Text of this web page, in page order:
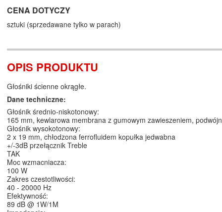
CENA DOTYCZY
sztuki (sprzedawane tylko w parach)
OPIS PRODUKTU
Głośniki ścienne okrągłe.
Dane techniczne:
Głośnik średnio-niskotonowy:
165 mm, kewlarowa membrana z gumowym zawieszeniem,
Głośnik wysokotonowy:
2 x 19 mm, chłodzona ferrofluidem kopułka jedwabna
+/-3dB przełącznik Treble
TAK
Moc wzmacniacza:
100 W
Zakres czestotliwości:
40 - 20000 Hz
Efektywność:
89 dB @ 1W/1M